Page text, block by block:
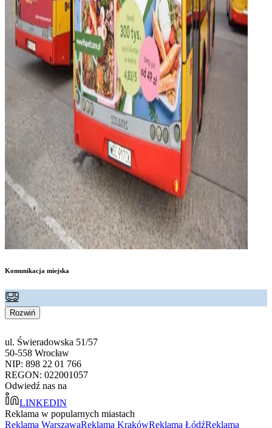
Komunikacja miejska
Rozwiń
ul. Świeradowska 51/57
50-558 Wrocław
NIP: 898 22 01 766
REGON: 022001057
Odwiedź nas na
LINKEDIN
Reklama w popularnych miastach
Reklama WarszawaReklama KrakówReklama ŁódźReklama